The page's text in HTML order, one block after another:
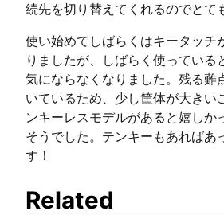
続先を切り替えてくれるのでとて
使い始めてしばらくはキータッチ
りましたが、しばらく使っている
気にならなくなりました。残る難
いているため、少し筐体が大きい
ンキーレスモデルがあると嬉しか
そうでした。テンキーもあればあ
す！
Related